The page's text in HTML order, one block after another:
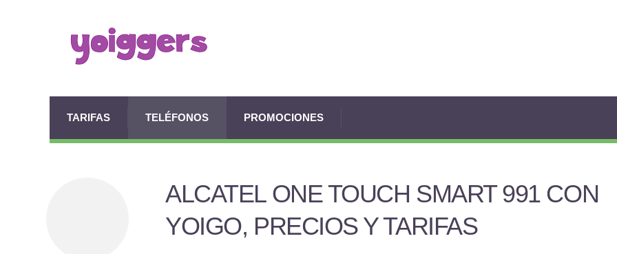
TARIFAS TELÉFONOS PROMOCIONES
ALCATEL ONE TOUCH SMART 991 CON
YOIGO, PRECIOS Y TARIFAS